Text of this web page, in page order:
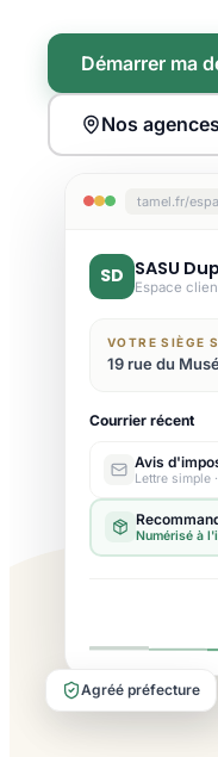
Démarrer ma
Nos agences
tamel.fr/
SD SASU
Espace
VOTRE SIÈGE
19 rue du
Courrier récent
Avis
Lettre simple
Agréé préfecture